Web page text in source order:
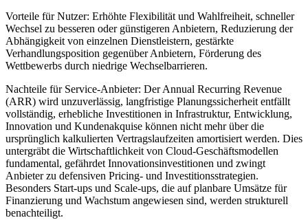
Vorteile für Nutzer: Erhöhte Flexibilität und Wahlfreiheit, schneller
Wechsel zu besseren oder günstigeren Anbietern, Reduzierung der
Abhängigkeit von einzelnen Dienstleistern, gestärkte
Verhandlungsposition gegenüber Anbietern, Förderung des
Wettbewerbs durch niedrige Wechselbarrieren.
Nachteile für Service-Anbieter: Der Annual Recurring Revenue
(ARR) wird unzuverlässig, langfristige Planungssicherheit entfällt
vollständig, erhebliche Investitionen in Infrastruktur, Entwicklung,
Innovation und Kundenakquise können nicht mehr über die
ursprünglich kalkulierten Vertragslaufzeiten amortisiert werden. Dies
untergräbt die Wirtschaftlichkeit von Cloud-Geschäftsmodellen
fundamental, gefährdet Innovationsinvestitionen und zwingt
Anbieter zu defensiven Pricing- und Investitionsstrategien.
Besonders Start-ups und Scale-ups, die auf planbare Umsätze für
Finanzierung und Wachstum angewiesen sind, werden strukturell
benachteiligt.